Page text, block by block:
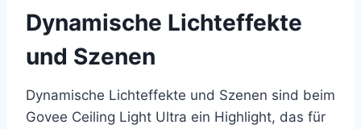
Dynamische Lichteffekte
und Szenen
Dynamische Lichteffekte und Szenen sind beim
Govee Ceiling Light Ultra ein Highlight, das für